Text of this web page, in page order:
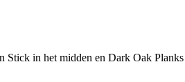
in het midden en Dark Oak